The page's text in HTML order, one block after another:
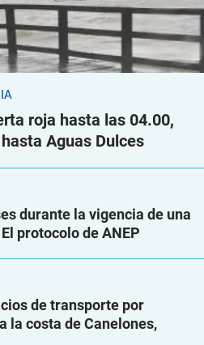
roja hasta las 04.00,
Aguas Dulces
durante la vigencia de una
protocolo de ANEP
de transporte por
la costa de Canelones,